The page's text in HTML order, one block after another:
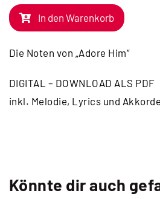
|
Adore
In den Warenkorb
Die Noten von „Adore Him“
DIGITAL – DOWNLOAD ALS PDF
inkl. Melodie, Lyrics und Akkorde
Könnte dir auch